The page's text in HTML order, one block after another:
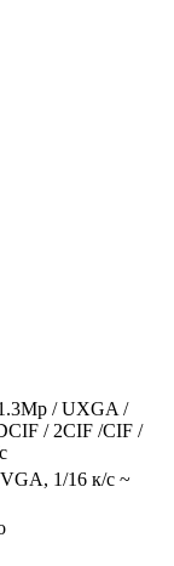
/ UXGA /
/ 2CIF /CIF /
1/16 к/с ~